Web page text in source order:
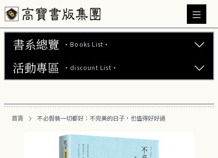
書系總覽 ·Books List·
文學小說 (737)
商業財經 (100)
醫療保健 (55)
活動專區 ·discount List·
【2本7折】高寶小說系列全圖鑑書展
【2套7折】高寶小說系列全圖鑑書展
首頁 不必假裝一切都好：不完美的日子，也值得好好過